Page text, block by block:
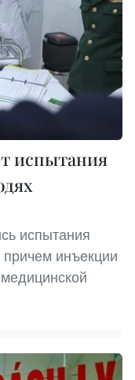
испытания
испытания
причем инъекции